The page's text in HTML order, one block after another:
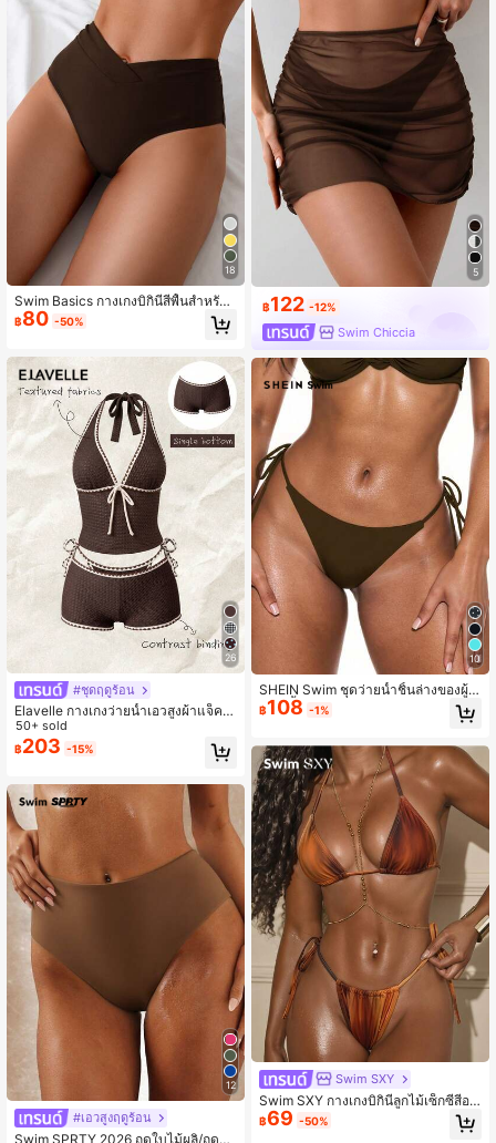
18
Swim Basics กางเกงบิกินี่สีพื้นสำหรับผู้
หญิง
฿80 -50%
26
#ชุดฤดูร้อน
Elavelle กางเกงว่ายน้ำเอวสูงผ้าแจ็คก
าร์ดแต่งขอบโครเชต์สำหรับผู้หญิง, ฤดูใ
บไม้ผลิ/ฤดูร้อน
50+ sold
฿203 -15%
12
#เอวสูงฤดูร้อน
Swim SPRTY 2026 ฤดูใบไม้ผลิ/ฤดูร้อ
5
฿122 -12%
Swim Chiccia
10
SHEIN Swim ชุดว่ายน้ำชิ้นล่างของผู้ห
ญิง สีพื้น ผูกเชือก ง่าย อินโฟร์มัล ฤดูร้อ
น
฿108 -1%
Swim SXY
Swim SXY กางเกงบิกินี่ลูกไม้เซ็กซี่สีออ
มเบรสำหรับผู้หญิง
฿69 -50%